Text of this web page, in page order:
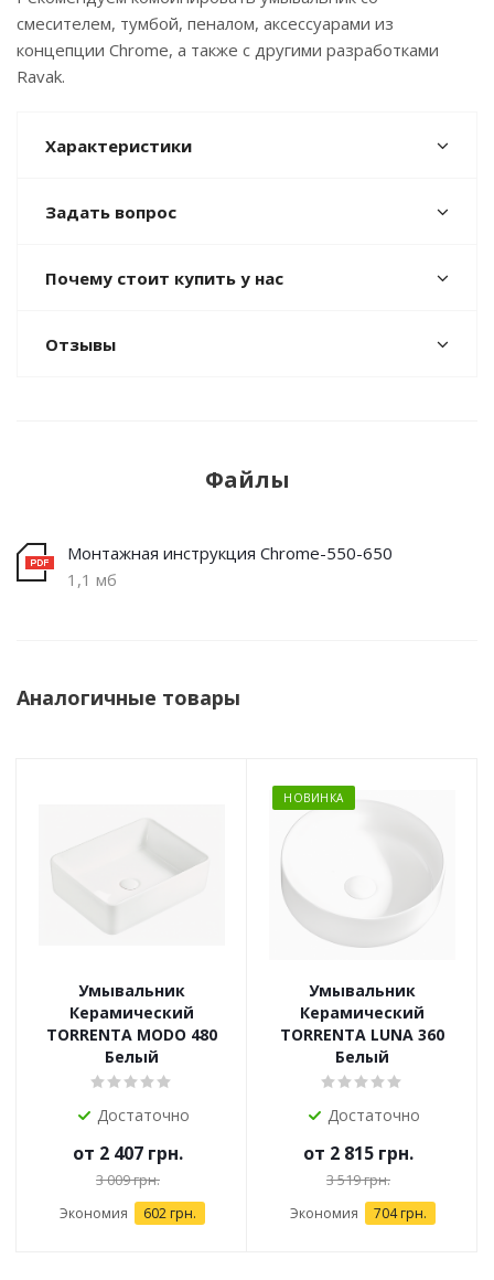
смесителем, тумбой, пеналом, аксессуарами из
концепции Chrome, а также с другими разработками
Ravak.
Характеристики
Задать вопрос
Почему стоит купить у нас
Отзывы
Файлы
Монтажная инструкция Chrome-550-650
1,1 мб
Аналогичные товары
Умывальник
Керамический
TORRENTA MODO 480
Белый
Достаточно
от 2 407 грн.
3 009 грн.
Экономия 602 грн.
НОВИНКА
Умывальник
Керамический
TORRENTA LUNA 360
Белый
Достаточно
от 2 815 грн.
3 519 грн.
Экономия 704 грн.